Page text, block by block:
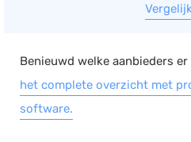
Benieuwd welke aanbieders
het complete overzicht met
software.